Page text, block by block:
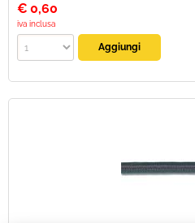
€ 0,60
iva inclusa